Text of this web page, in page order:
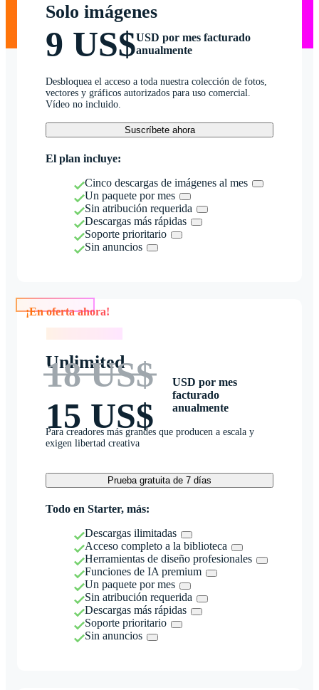
Solo imágenes
9 US$USD por mes facturado
anualmente
Desbloquea el acceso a toda nuestra colección de fotos,
vectores y gráficos autorizados para uso comercial.
Vídeo no incluido.
Suscríbete ahora
El plan incluye:
Cinco descargas de imágenes al mes
Un paquete por mes
Sin atribución requerida
Descargas más rápidas
Soporte prioritario
Sin anuncios
Unlimited
18 US$
15 US$
USD por mes
facturado
anualmente
Para creadores más grandes que producen a escala y
exigen libertad creativa
Prueba gratuita de 7 días
Todo en Starter, más:
Descargas ilimitadas
Acceso completo a la biblioteca
Herramientas de diseño profesionales
Funciones de IA premium
Un paquete por mes
Sin atribución requerida
Descargas más rápidas
Soporte prioritario
Sin anuncios